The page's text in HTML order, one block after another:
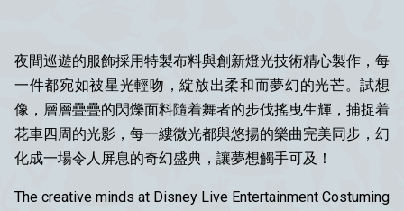
夜間巡遊的服飾採用特製布料與創新燈光技術精心製作，每
一件都宛如被星光輕吻，綻放出柔和而夢幻的光芒。試想
像，層層疊疊的閃爍面料隨着舞者的步伐搖曳生輝，捕捉着
花車四周的光影，每一縷微光都與悠揚的樂曲完美同步，幻
化成一場令人屏息的奇幻盛典，讓夢想觸手可及！
The creative minds at Disney Live Entertainment Costuming